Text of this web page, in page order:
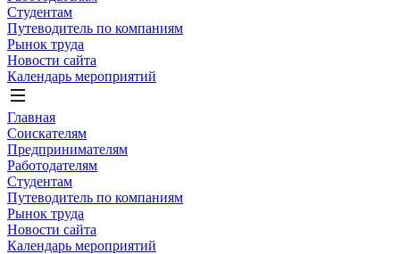
Студентам
Путеводитель по компаниям
Рынок труда
Новости сайта
Календарь мероприятий
Главная
Соискателям
Предпринимателям
Работодателям
Студентам
Путеводитель по компаниям
Рынок труда
Новости сайта
Календарь мероприятий